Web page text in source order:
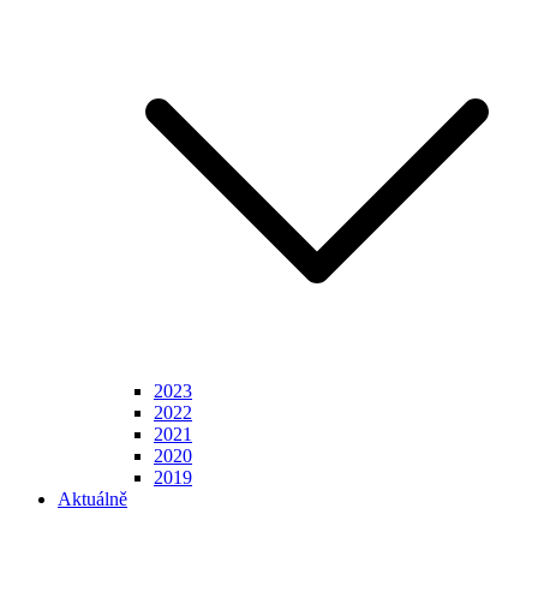
2023
2022
2021
2020
2019
Aktuálně